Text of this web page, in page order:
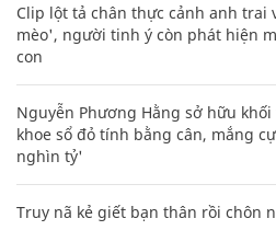
Clip lột tả chân thực cảnh anh trai
mèo', người tinh ý còn phát hiện
con
Nguyễn Phương Hằng sở hữu
khoe sổ đỏ tính bằng cân, mắng
nghìn tỷ'
Truy nã kẻ giết bạn thân rồi chôn